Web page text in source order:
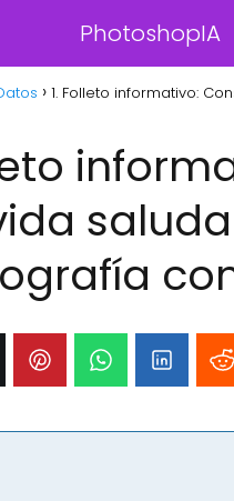
PhotoshopIA
1. Folleto informativo: